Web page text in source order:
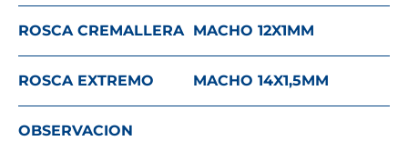
ROSCA CREMALLERA MACHO 12X1MM
ROSCA EXTREMO MACHO 14X1,5MM
OBSERVACION